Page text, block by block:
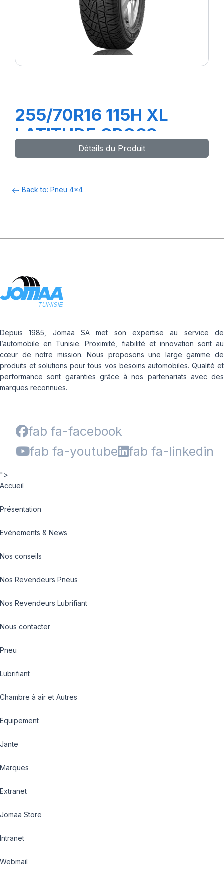
255/70R16 115H XL
LATITUDE CROSS
Détails du Produit
Back to: Pneu 4x4
Depuis 1985, Jomaa SA met son expertise au service de
l’automobile en Tunisie. Proximité, fiabilité et innovation sont au
cœur de notre mission. Nous proposons une large gamme de
produits et solutions pour tous vos besoins automobiles. Qualité et
performance sont garanties grâce à nos partenariats avec des
marques reconnues.
fab fa-facebook
fab fa-youtube
fab fa-linkedin
">
Accueil
Présentation
Evénements & News
Nos conseils
Nos Revendeurs Pneus
Nos Revendeurs Lubrifiant
Nous contacter
Pneu
Lubrifiant
Chambre à air et Autres
Equipement
Jante
Marques
Extranet
Jomaa Store
Intranet
Webmail